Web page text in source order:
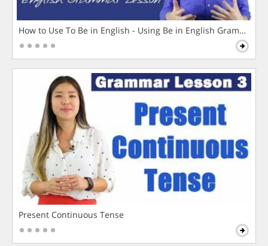
How to Use To Be in English - Using Be in English Grammar
Present Continuous Tense